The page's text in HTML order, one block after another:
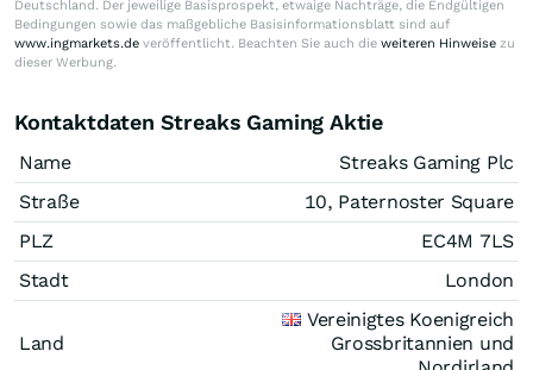
Deutschland. Der jeweilige Basisprospekt, etwaige Nachträge, die Endgültigen
Bedingungen sowie das maßgebliche Basisinformationsblatt sind auf
www.ingmarkets.de veröffentlicht. Beachten Sie auch die weiteren Hinweise zu
dieser Werbung.
Kontaktdaten Streaks Gaming Aktie
Name
Streaks Gaming Plc
Straße
10, Paternoster Square
PLZ
EC4M 7LS
Stadt
London
Land
Vereinigtes Koenigreich
Grossbritannien und